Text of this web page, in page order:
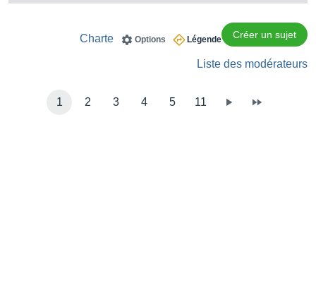
Créer un sujet
Légende
Options
Charte
Liste des modérateurs
1 2 3 4 5 11